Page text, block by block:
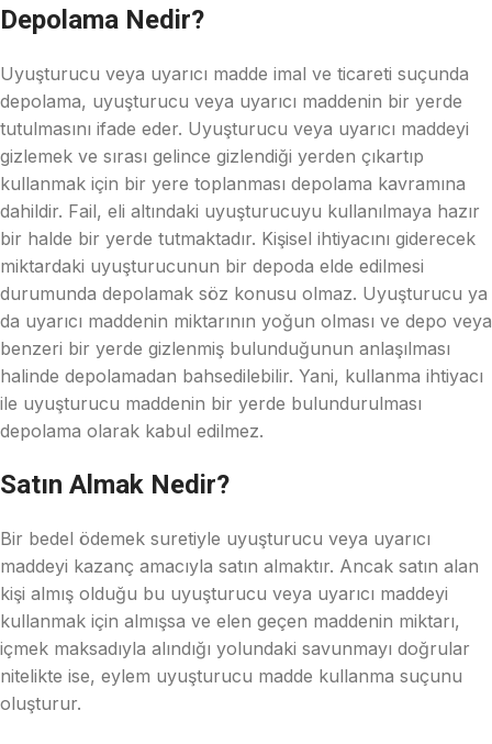
Depolama Nedir?
Uyuşturucu veya uyarıcı madde imal ve ticareti suçunda
depolama, uyuşturucu veya uyarıcı maddenin bir yerde
tutulmasını ifade eder. Uyuşturucu veya uyarıcı maddeyi
gizlemek ve sırası gelince gizlendiği yerden çıkartıp
kullanmak için bir yere toplanması depolama kavramına
dahildir. Fail, eli altındaki uyuşturucuyu kullanılmaya hazır
bir halde bir yerde tutmaktadır. Kişisel ihtiyacını giderecek
miktardaki uyuşturucunun bir depoda elde edilmesi
durumunda depolamak söz konusu olmaz. Uyuşturucu ya
da uyarıcı maddenin miktarının yoğun olması ve depo veya
benzeri bir yerde gizlenmiş bulunduğunun anlaşılması
halinde depolamadan bahsedilebilir. Yani, kullanma ihtiyacı
ile uyuşturucu maddenin bir yerde bulundurulması
depolama olarak kabul edilmez.
Satın Almak Nedir?
Bir bedel ödemek suretiyle uyuşturucu veya uyarıcı
maddeyi kazanç amacıyla satın almaktır. Ancak satın alan
kişi almış olduğu bu uyuşturucu veya uyarıcı maddeyi
kullanmak için almışsa ve elen geçen maddenin miktarı,
içmek maksadıyla alındığı yolundaki savunmayı doğrular
nitelikte ise, eylem uyuşturucu madde kullanma suçunu
oluşturur.